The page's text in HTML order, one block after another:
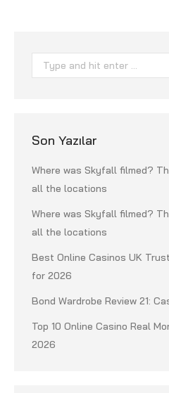
Search:
Son Yazılar
Where was Skyfall filmed?
all the locations
Where was Skyfall filmed?
all the locations
Best Online Casinos UK
for 2026
Bond Wardrobe Review 21:
Top 10 Online Casino Real
2026